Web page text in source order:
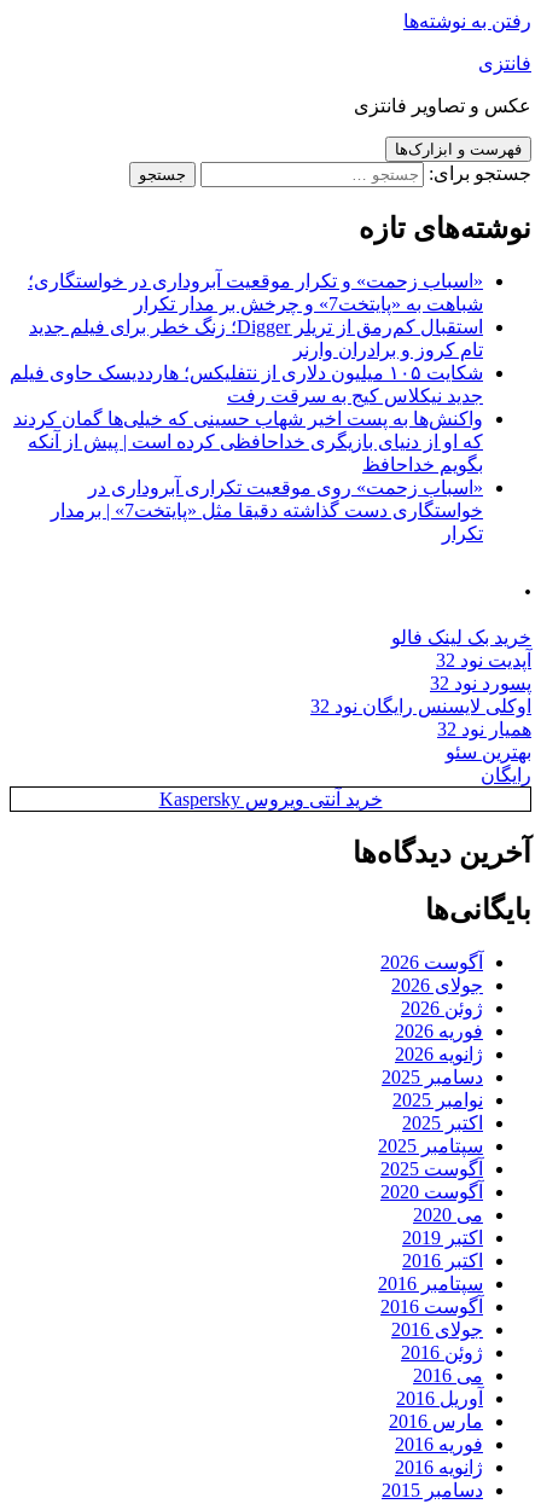
رفتن به نوشته‌ها
فانتزی
عکس و تصاویر فانتزی
فهرست و ابزارک‌ها
جستجو برای:
نوشته‌های تازه
«اسباب زحمت» و تکرار موقعیت آبروداری در خواستگاری؛
شباهت به «پایتخت7» و چرخش بر مدار تکرار
استقبال کم‌رمق از تریلر Digger؛ زنگ خطر برای فیلم جدید
تام کروز و برادران وارنر
شکایت ۱۰۵ میلیون دلاری از نتفلیکس؛ هارددیسک حاوی فیلم
جدید نیکلاس کیج به سرقت رفت
واکنش‌ها به پست اخیر شهاب حسینی که خیلی‌ها گمان کردند
که او از دنیای بازیگری خداحافظی کرده است | پیش از آنکه
بگویم خداحافظ
«اسباب زحمت» روی موقعیت تکراری آبروداری در
خواستگاری دست گذاشته دقیقا مثل «پایتخت7» | برمدار
تکرار
.
خرید بک لینک فالو
آپدیت نود 32
پسورد نود 32
اوکلی لایسنس رایگان نود 32
همیار نود 32
بهترین سئو
رایگان
خرید آنتی ویروس Kaspersky
آخرین دیدگاه‌ها
بایگانی‌ها
آگوست 2026
جولای 2026
ژوئن 2026
فوریه 2026
ژانویه 2026
دسامبر 2025
نوامبر 2025
اکتبر 2025
سپتامبر 2025
آگوست 2025
آگوست 2020
می 2020
اکتبر 2019
اکتبر 2016
سپتامبر 2016
آگوست 2016
جولای 2016
ژوئن 2016
می 2016
آوریل 2016
مارس 2016
فوریه 2016
ژانویه 2016
دسامبر 2015